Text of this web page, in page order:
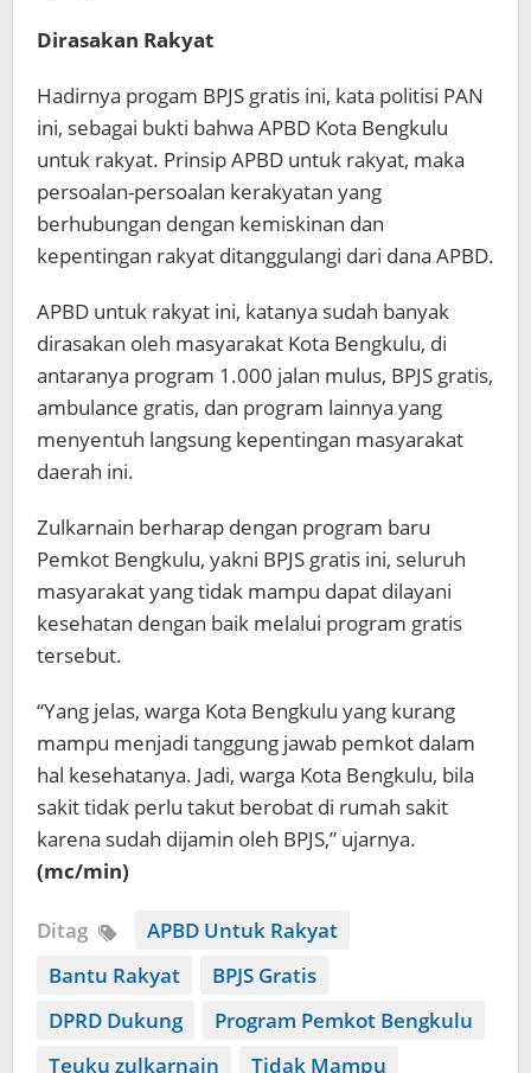
Dirasakan Rakyat
Hadirnya progam BPJS gratis ini, kata politisi PAN
ini, sebagai bukti bahwa APBD Kota Bengkulu
untuk rakyat. Prinsip APBD untuk rakyat, maka
persoalan-persoalan kerakyatan yang
berhubungan dengan kemiskinan dan
kepentingan rakyat ditanggulangi dari dana APBD.
APBD untuk rakyat ini, katanya sudah banyak
dirasakan oleh masyarakat Kota Bengkulu, di
antaranya program 1.000 jalan mulus, BPJS gratis,
ambulance gratis, dan program lainnya yang
menyentuh langsung kepentingan masyarakat
daerah ini.
Zulkarnain berharap dengan program baru
Pemkot Bengkulu, yakni BPJS gratis ini, seluruh
masyarakat yang tidak mampu dapat dilayani
kesehatan dengan baik melalui program gratis
tersebut.
“Yang jelas, warga Kota Bengkulu yang kurang
mampu menjadi tanggung jawab pemkot dalam
hal kesehatanya. Jadi, warga Kota Bengkulu, bila
sakit tidak perlu takut berobat di rumah sakit
karena sudah dijamin oleh BPJS,” ujarnya.
(mc/min)
Ditag
APBD Untuk Rakyat
Bantu Rakyat
BPJS Gratis
DPRD Dukung
Program Pemkot Bengkulu
Teuku zulkarnain
Tidak Mampu